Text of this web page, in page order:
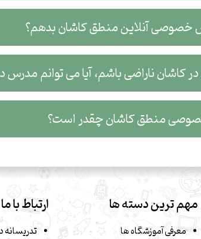
خصوصی آنلاین منطق کاشان بدهم؟
ناراضی باشم، آیا می توانم مدرس
منطق کاشان چقدر است؟
مهم ترین دسته ها
معرفی آموزشگاه ها
ارتباط با ما